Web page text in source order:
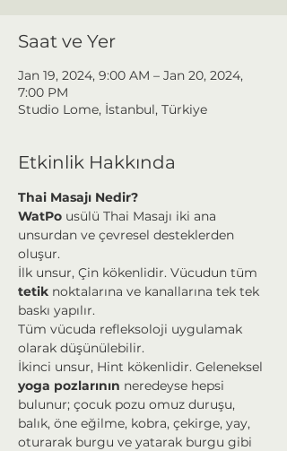
Saat ve Yer
Jan 19, 2024, 9:00 AM – Jan 20, 2024,
7:00 PM
Studio Lome, İstanbul, Türkiye
Etkinlik Hakkında
Thai Masajı Nedir?
WatPo usülü Thai Masajı iki ana
unsurdan ve çevresel desteklerden
oluşur.
İlk unsur, Çin kökenlidir. Vücudun tüm
tetik noktalarına ve kanallarına tek tek
baskı yapılır.
Tüm vücuda refleksoloji uygulamak
olarak düşünülebilir.
İkinci unsur, Hint kökenlidir. Geleneksel
yoga pozlarının neredeyse hepsi
bulunur; çocuk pozu omuz duruşu,
balık, öne eğilme, kobra, çekirge, yay,
oturarak burgu ve yatarak burgu gibi